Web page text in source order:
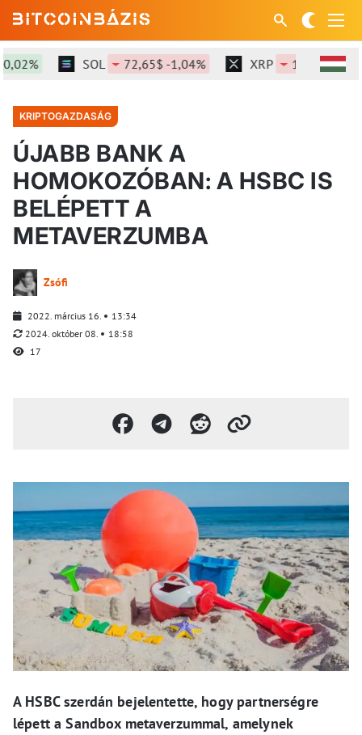
SOL 72,65$ -1,04% XRP 1,025$ -1,7%
KRIPTOGAZDASÁG
ÚJABB BANK A
HOMOKOZÓBAN: A HSBC IS
BELÉPETT A
METAVERZUMBA
Zsófi
2022. március 16.
13:34
2024. október 08.
18:58
17
A HSBC szerdán bejelentette, hogy partnerségre
lépett a Sandbox metaverzummal, amelynek